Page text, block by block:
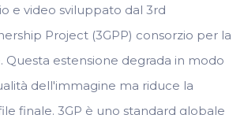
e video sviluppato dal 3rd
Project (3GPP) consorzio per la
estensione degrada in modo
dell'immagine ma riduce la
finale. 3GP è uno standard globale